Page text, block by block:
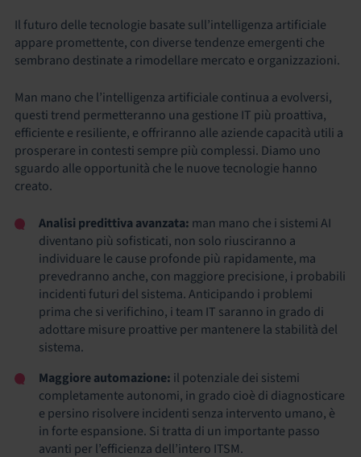
Il futuro delle tecnologie basate sull’intelligenza artificiale
appare promettente, con diverse tendenze emergenti che
sembrano destinate a rimodellare mercato e organizzazioni.
Man mano che l’intelligenza artificiale continua a evolversi,
questi trend permetteranno una gestione IT più proattiva,
efficiente e resiliente, e offriranno alle aziende capacità utili a
prosperare in contesti sempre più complessi. Diamo uno
sguardo alle opportunità che le nuove tecnologie hanno
creato.
Analisi predittiva avanzata: man mano che i sistemi AI
diventano più sofisticati, non solo riusciranno a
individuare le cause profonde più rapidamente, ma
prevedranno anche, con maggiore precisione, i probabili
incidenti futuri del sistema. Anticipando i problemi
prima che si verifichino, i team IT saranno in grado di
adottare misure proattive per mantenere la stabilità del
sistema.
Maggiore automazione: il potenziale dei sistemi
completamente autonomi, in grado cioè di diagnosticare
e persino risolvere incidenti senza intervento umano, è
in forte espansione. Si tratta di un importante passo
avanti per l’efficienza dell’intero ITSM.